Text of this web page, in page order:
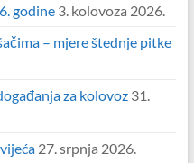
godine 3. kolovoza 2026.
– mjere štednje pitke
za kolovoz 31.
27. srpnja 2026.